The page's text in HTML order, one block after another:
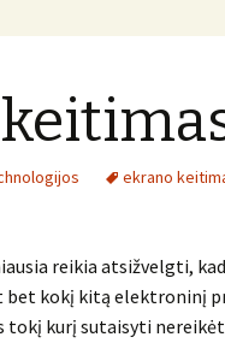
ekrano
reikia atsižvelgti,
bet kokį kitą elektroninį
kurį sutaisyti